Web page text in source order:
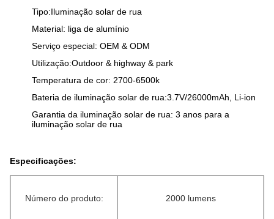
Tipo:Iluminação solar de rua
Material: liga de alumínio
Serviço especial: OEM & ODM
Utilização:Outdoor & highway & park
Temperatura de cor: 2700-6500k
Bateria de iluminação solar de rua:3.7V/26000mAh, Li-ion
Garantia da iluminação solar de rua: 3 anos para a
iluminação solar de rua
Especificações:
Número do produto: 2000 lumens